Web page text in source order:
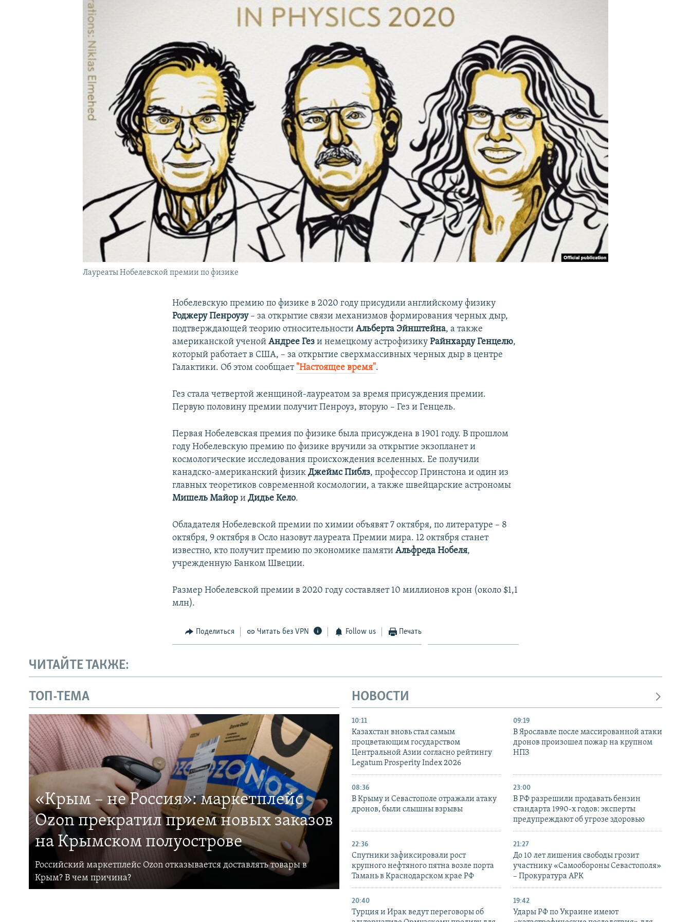
КРЫМ.НЕПОКОРЕННЫЙ
УКРАИНСКАЯ ПРОБЛЕМА КРЫМА
Лауреаты Нобелевской премии по физике
Нобелевскую премию по физике в 2020 году присудили английскому физику
Роджеру Пенроузу– за открытие связи механизмов формирования черных дыр,
подтверждающей теорию относительности Альберта Эйнштейна, а также
американской ученойАндрее Гез и немецкому астрофизикуРайнхарду Генцелю,
который работает в США, – за открытие сверхмассивных черных дыр в центре
Галактики. Об этом сообщает "Настоящее время".
Гез стала четвертой женщиной-лауреатом за время присуждения премии.
Первую половину премии получит Пенроуз, вторую – Гез и Генцель.
Первая Нобелевская премия по физике была присуждена в 1901 году. В прошлом
году Нобелевскую премию по физике вручили за открытие экзопланет и
космологические исследования происхождения вселенных. Ее получили
канадско-американский физикДжеймс Пиблз, профессор Принстона и один из
главных теоретиков современной космологии, а также швейцарские астрономы
Мишель Майор иДидье Кело.
Обладателя Нобелевской премии по химии объявят 7 октября, по литературе –​ 8
октября, 9 октября в Осло назовут лауреата Премии мира. 12 октября станет
известно, кто получит премию по экономике памятиАльфреда Нобеля,
учрежденную Банком Швеции.
Размер Нобелевской премии в 2020 году составляет 10 миллионов крон (около $1,1
млн).
Поделиться Читать без VPN Follow us Печать
ЧИТАЙТЕ ТАКЖЕ:
ТОП-ТЕМА
«Крым – не Россия»: маркетплейс
Ozon прекратил прием новых заказов
на Крымском полуострове
Российский маркетплейс Ozon отказывается доставлять товары в
Крым? В чем причина?
НОВОСТИ
10:11
Казахстан вновь стал самым
процветающим государством
Центральной Азии согласно рейтингу
Legatum Prosperity Index 2026
09:19
В Ярославле после массированной атаки
дронов произошел пожар на крупном
НПЗ
08:36
В Крыму и Севастополе отражали атаку
дронов, были слышны взрывы
23:00
В РФ разрешили продавать бензин
стандарта 1990-х годов: эксперты
предупреждают об угрозе здоровью
22:36
Спутники зафиксировали рост
крупного нефтяного пятна возле порта
Тамань в Краснодарском крае РФ
21:27
До 10 лет лишения свободы грозит
участнику «Самообороны Севастополя»
– Прокуратура АРК
20:40
Турция и Ирак ведут переговоры об
19:42
Удары РФ по Украине имеют